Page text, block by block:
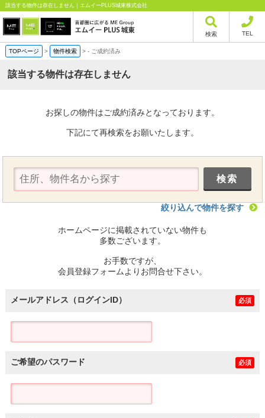
該当する物件は存在しません｜エムイーPLUS城東株式会社
検索 TEL
TOPページ > 物件検索 >- ご成約済み
該当する物件は存在しません
お探しの物件はご成約済みとなっております。
下記にて再検索をお願いたします。
絞り込んで物件を探す
ホームページに掲載されていない物件も
多数ございます。
お手数ですが、
会員登録フォームよりお問合せ下さい。
メールアドレス（ログインID） 必須
ご希望のパスワード 必須